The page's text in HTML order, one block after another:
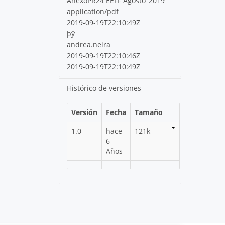
application/pdf
2019-09-19T22:10:49Z
þÿ
andrea.neira
2019-09-19T22:10:46Z
2019-09-19T22:10:49Z
Histórico de versiones
Versión Fecha
Tamaño
1.0
hace
6
Años
121k